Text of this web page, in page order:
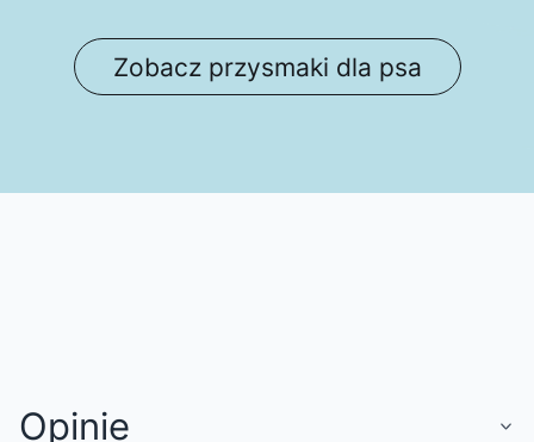
Zobacz przysmaki dla psa
Opinie